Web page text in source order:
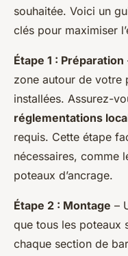
souhaitée. Voici un
clés pour maximiser
Étape 1 : Préparation
zone autour de votre
installées. Assurez-
réglementations
requis. Cette étape
nécessaires, comme
poteaux d’ancrage.
Étape 2 : Montage –
que tous les poteaux
chaque section de